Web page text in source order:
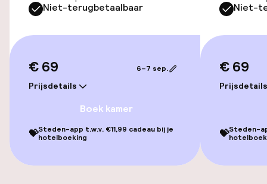
Overal rolstoeltoegankelijk
Kamers
Aansluitende kamers beschikbaar
Entertainment
Niet-terugbetaalbaar
€ 69
Prijsdetails
6–7 sep.
Boek kamer
💝Steden-app t.w.v. €11,99 cadeau bij je
hotelboeking
Niet-
€ 69
Prijsdetails
💝Steden-